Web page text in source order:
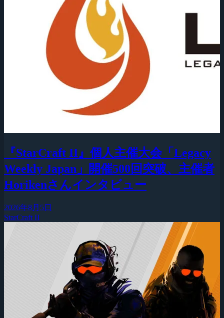
『StarCraft II』個人主催大会「Legacy
Weekly Japan」開催500回突破、主催者
Horikenさんインタビュー
2026年8月5日
StarCraft II